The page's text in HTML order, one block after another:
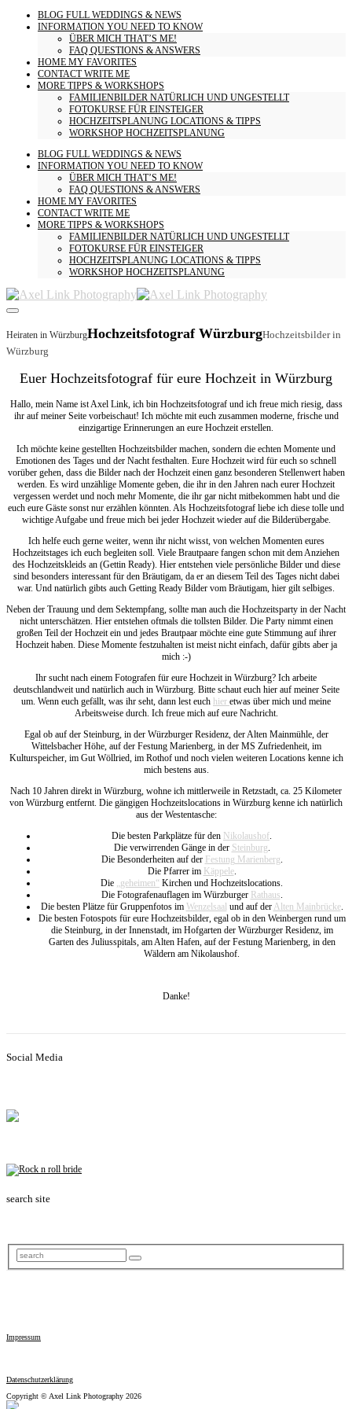
BLOG FULL WEDDINGS & NEWS
INFORMATION YOU NEED TO KNOW
ÜBER MICH THAT’S ME!
FAQ QUESTIONS & ANSWERS
HOME MY FAVORITES
CONTACTWRITE ME
MORE TIPPS & WORKSHOPS
FAMILIENBILDER NATÜRLICH UND UNGESTELLT
FOTOKURSE FÜR EINSTEIGER
HOCHZEITSPLANUNG LOCATIONS & TIPPS
WORKSHOP HOCHZEITSPLANUNG
BLOG FULL WEDDINGS & NEWS
INFORMATION YOU NEED TO KNOW
ÜBER MICH THAT’S ME!
FAQ QUESTIONS & ANSWERS
HOME MY FAVORITES
CONTACTWRITE ME
MORE TIPPS & WORKSHOPS
FAMILIENBILDER NATÜRLICH UND UNGESTELLT
FOTOKURSE FÜR EINSTEIGER
HOCHZEITSPLANUNG LOCATIONS & TIPPS
WORKSHOP HOCHZEITSPLANUNG
Heiraten in WürzburgHochzeitsfotograf WürzburgHochzeitsbilder in
Würzburg
Euer Hochzeitsfotograf für eure Hochzeit in Würzburg
Hallo, mein Name ist Axel Link, ich bin Hochzeitsfotograf und ich freue mich riesig, dass
ihr auf meiner Seite vorbeischaut! Ich möchte mit euch zusammen moderne, frische und
einzigartige Erinnerungen an eure Hochzeit erstellen.
Ich möchte keine gestellten Hochzeitsbilder machen, sondern die echten Momente und
Emotionen des Tages und der Nacht festhalten. Eure Hochzeit wird für euch so schnell
vorüber gehen, dass die Bilder nach der Hochzeit einen ganz besonderen Stellenwert haben
werden. Es wird unzählige Momente geben, die ihr in den Jahren nach eurer Hochzeit
vergessen werdet und noch mehr Momente, die ihr gar nicht mitbekommen habt und die
euch eure Gäste sonst nur erzählen könnten. Als Hochzeitsfotograf liebe ich diese tolle und
wichtige Aufgabe und freue mich bei jeder Hochzeit wieder auf die Bilderübergabe.
Ich helfe euch gerne weiter, wenn ihr nicht wisst, von welchen Momenten eures
Hochzeitstages ich euch begleiten soll. Viele Brautpaare fangen schon mit dem Anziehen
des Hochzeitskleids an (Gettin Ready). Hier entstehen viele persönliche Bilder und diese
sind besonders interessant für den Bräutigam, da er an diesem Teil des Tages nicht dabei
war. Und natürlich gibts auch Getting Ready Bilder vom Bräutigam, hier gilt selbiges.
Neben der Trauung und dem Sektempfang, sollte man auch die Hochzeitsparty in der Nacht
nicht unterschätzen. Hier entstehen oftmals die tollsten Bilder. Die Party nimmt einen
großen Teil der Hochzeit ein und jedes Brautpaar möchte eine gute Stimmung auf ihrer
Hochzeit haben. Diese Momente festzuhalten ist meist nicht einfach, dafür gibts aber ja
mich :-)
Ihr sucht nach einem Fotografen für eure Hochzeit in Würzburg? Ich arbeite
deutschlandweit und natürlich auch in Würzburg. Bitte schaut euch hier auf meiner Seite
um. Wenn euch gefällt, was ihr seht, dann lest euch hier etwas über mich und meine
Arbeitsweise durch. Ich freue mich auf eure Nachricht.
Egal ob auf der Steinburg, in der Würzburger Residenz, der Alten Mainmühle, der
Wittelsbacher Höhe, auf der Festung Marienberg, in der MS Zufriedenheit, im
Kulturspeicher, im Gut Wöllried, im Rothof und noch vielen weiteren Locations kenne ich
mich bestens aus.
Nach 10 Jahren direkt in Würzburg, wohne ich mittlerweile in Retzstadt, ca. 25 Kilometer
von Würzburg entfernt. Die gängigen Hochzeitslocations in Würzburg kenne ich natürlich
aus der Westentasche:
Die besten Parkplätze für den Nikolaushof.
Die verwirrenden Gänge in der Steinburg.
Die Besonderheiten auf der Festung Marienberg.
Die Pfarrer im Käppele.
Die „geheimen“ Kirchen und Hochzeitslocations.
Die Fotografenauflagen im Würzburger Rathaus.
Die besten Plätze für Gruppenfotos im Wenzelsaalund auf der Alten Mainbrücke.
Die besten Fotospots für eure Hochzeitsbilder, egal ob in den Weinbergen rund um
die Steinburg, in der Innenstadt, im Hofgarten der Würzburger Residenz, im
Garten des Juliusspitals, am Alten Hafen, auf der Festung Marienberg, in den
Wäldern am Nikolaushof.
Danke!
Social Media
search site
Impressum
Datenschutzerklärung
Copyright © Axel Link Photography 2026